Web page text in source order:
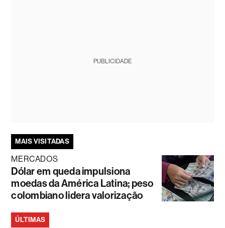
PUBLICIDADE
MAIS VISITADAS
MERCADOS
Dólar em queda impulsiona
moedas da América Latina; peso
colombiano lidera valorização
ÚLTIMAS